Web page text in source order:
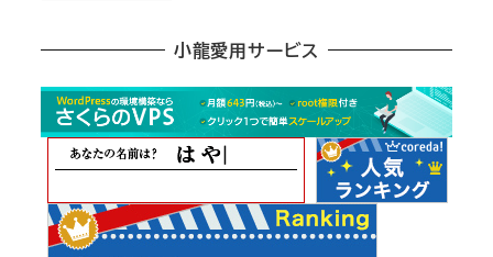
カ
小龍愛用サービス